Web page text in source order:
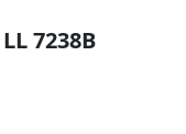
7238B